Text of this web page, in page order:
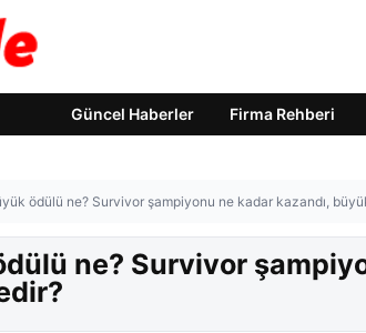
Güncel Haberler Firma Rehberi
ödülü ne? Survivor şampiyonu ne kadar kazandı,
ne? Survivor